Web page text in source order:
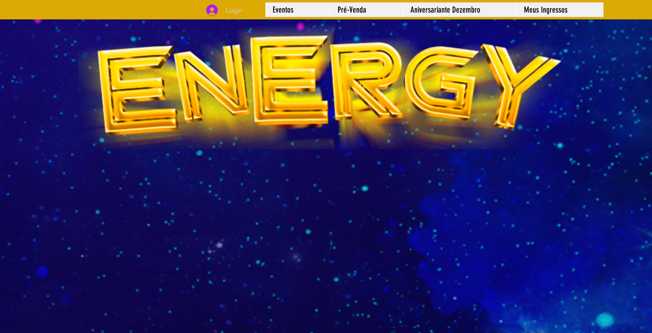
Login Eventos Pré-Venda Aniversariante Dezembro Meus Ingressos